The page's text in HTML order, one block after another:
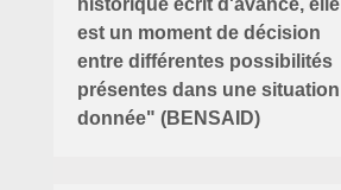
historique écrit d'avance, elle
est un moment de décision
entre différentes possibilités
présentes dans une situation
donnée" (BENSAID)